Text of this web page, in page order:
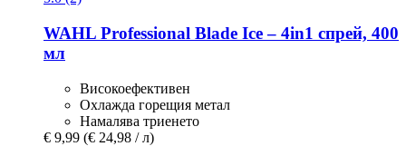
WAHL Professional Blade Ice – 4in1 спрей, 400
мл
Високоефективен
Охлажда горещия метал
Намалява триенето
€ 9,99 (€ 24,98 / л)